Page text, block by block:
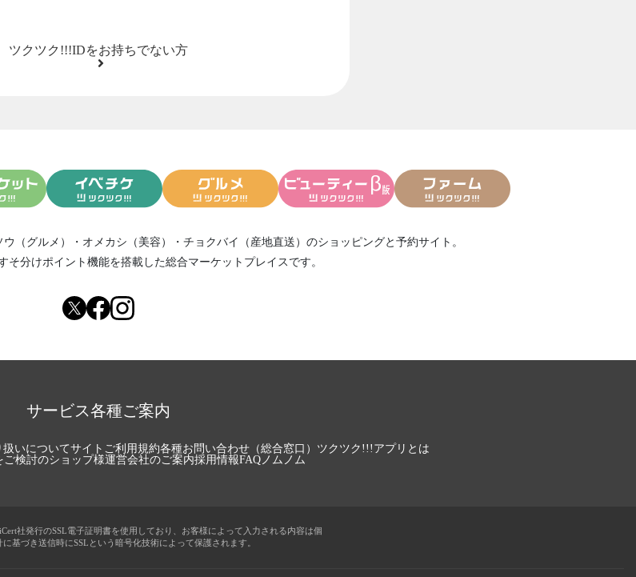
ツクツク!!!IDをお持ちでない方
ウ（グルメ） ・ オメカシ（美容） ・ チョクバイ（産地直送） のショッピングと予約サイト。
そ分けポイント機能を搭載した総合マーケットプレイスです。
サービス各種ご案内
いについてサイトご利用規約各種お問い合わせ（総合窓口） ツクツク!!!アプリとは
ご検討のショップ様運営会社のご案内採用情報FAQノムノム
社発行のSSL電子証明書を使用しており、お客様によって入力される内容は個
に基づき送信時にSSLという暗号化技術によって保護されます。